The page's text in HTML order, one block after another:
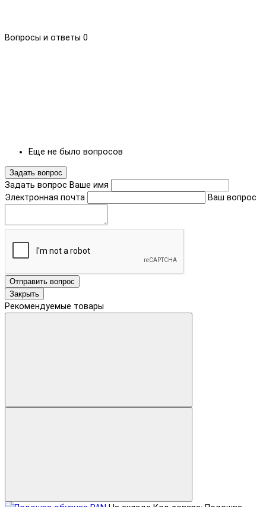
Вопросы и ответы 0
Еще не было вопросов
Задать вопрос
Задать вопрос Ваше имя
Электронная почта
Ваш вопрос
Отправить вопрос
Закрыть
Рекомендуемые товары